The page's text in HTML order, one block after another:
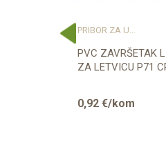
PRIBOR ZA UGRADNJU PODOVA – SVE NA JEDNOM MJESTU
PVC ZAVRŠETAK
ZA LETVICU P71
0,92 €/kom